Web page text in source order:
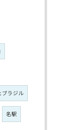
ブラジル
名駅